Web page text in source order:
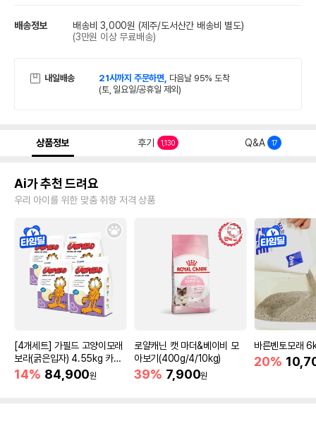
배송정보 배송비 3,000원 (제주/도서산간 배송비 별도)
(3만원 이상 무료배송)
내일배송 21시까지 주문하면, 다음날 95% 도착
(토, 일요일/공휴일 제외)
상품정보 후기 1,130 Q&A 17
Ai가 추천 드려요
우리 아이를 위한 맞춤 취향 저격 상품
[4개세트] 가필드 고양이모래
보라(굵은입자) 4.55kg 카사
바모래
14% 84,900원
로얄캐닌 캣 마더&베이비 모
아보기(400g/4/10kg)
39% 7,900원
바른벤토모래
20%